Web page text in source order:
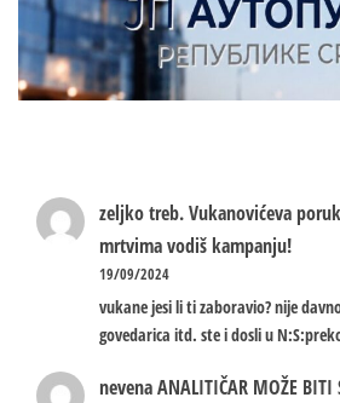
zeljko treb.Vukanovićeva
mrtvima vodiš kampanju!
19/09/2024
vukane jesi li ti zaboravio? nije
govedarica itd. ste i dosli u
nevenaANALITIČAR MOŽE